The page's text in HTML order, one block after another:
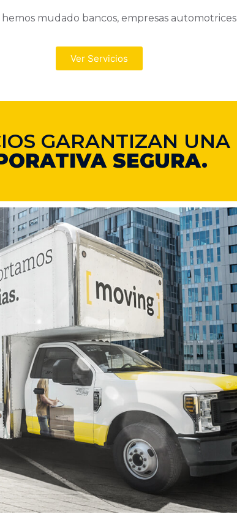
mudado bancos, empresas
Ver Servicios
GARANTIZAN UNA
SEGURA.